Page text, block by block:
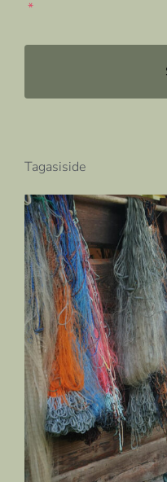
*
Tagasiside